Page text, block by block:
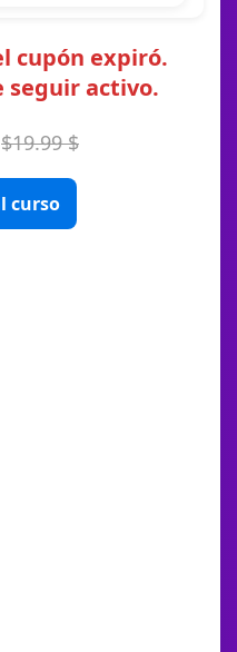
cupón expiró.
activo.
$19.99 $
curso